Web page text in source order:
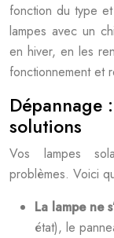
fonction du type
lampes avec un
en hiver, en les
fonctionnement et
Dépannage
solutions
Vos lampes
problèmes. Voici
La lampe ne
état), le